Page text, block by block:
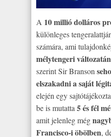
A 10 millió dolláros
különleges
számára, ami
mélytengeri
szerint Sir Branson
elszakadni a saját
elején egy
be is mutatta 5 és fél
amit jelenleg még
Francisco-i öbölben,